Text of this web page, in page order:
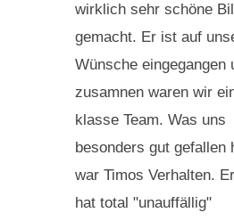
wirklich sehr schöne
gemacht. Er ist auf
Wünsche eingegangen
zusamnen waren wir
klasse Team. Was uns
besonders gut gefallen
war Timos Verhalten. Er
hat total "unauffällig"